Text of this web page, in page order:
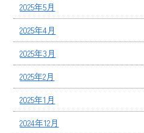
2025年5月
2025年4月
2025年3月
2025年2月
2025年1月
2024年12月